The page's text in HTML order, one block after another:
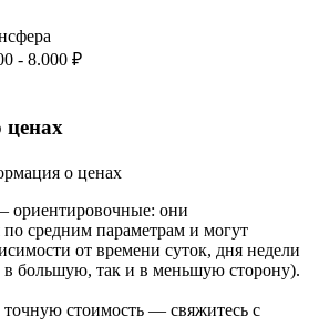
- 8.000 ₽
о ценах
ориентировочные: они
по средним параметрам и могут
от времени суток, дня недели
в большую, так и в меньшую сторону).
стоимость — свяжитесь с